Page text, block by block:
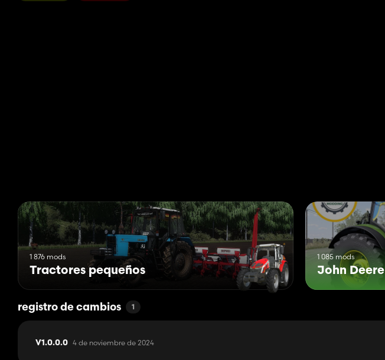
1 876 mods
Tractores pequeños
1 085 mods
John Deere
registro de cambios 1
V1.0.0.0 4 de noviembre de 2024